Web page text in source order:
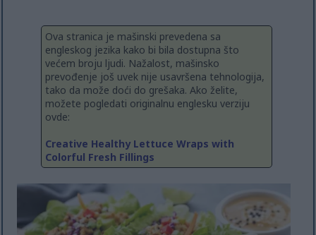
Ova stranica je mašinski prevedena sa
engleskog jezika kako bi bila dostupna što
većem broju ljudi. Nažalost, mašinsko
prevođenje još uvek nije usavršena tehnologija,
tako da može doći do grešaka. Ako želite,
možete pogledati originalnu englesku verziju
ovde:
Creative Healthy Lettuce Wraps with
Colorful Fresh Fillings